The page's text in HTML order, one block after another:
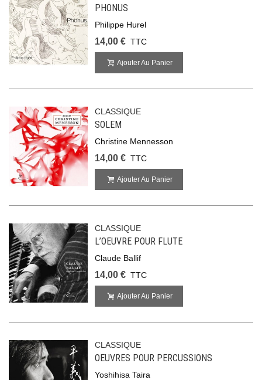
PHONUS
Philippe Hurel
14,00 € TTC
Ajouter Au Panier
CLASSIQUE
SOLEM
Christine Mennesson
14,00 € TTC
Ajouter Au Panier
CLASSIQUE
L’OEUVRE POUR FLUTE
Claude Ballif
14,00 € TTC
Ajouter Au Panier
CLASSIQUE
OEUVRES POUR PERCUSSIONS
Yoshihisa Taira